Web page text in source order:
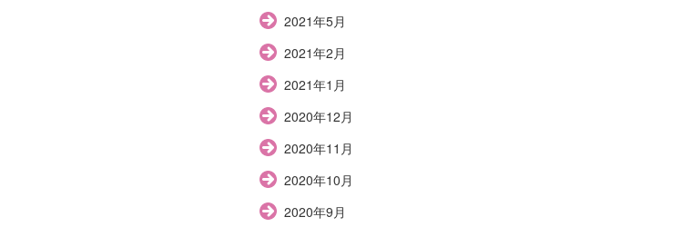
2021年5月
2021年2月
2021年1月
2020年12月
2020年11月
2020年10月
2020年9月